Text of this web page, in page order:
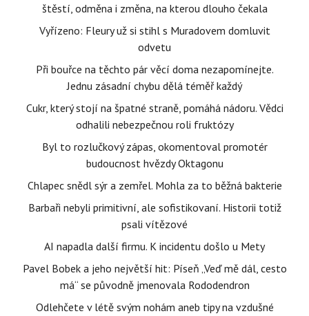
štěstí, odměna i změna, na kterou dlouho čekala
Vyřízeno: Fleury už si stihl s Muradovem domluvit
odvetu
Při bouřce na těchto pár věcí doma nezapomínejte.
Jednu zásadní chybu dělá téměř každý
Cukr, který stojí na špatné straně, pomáhá nádoru. Vědci
odhalili nebezpečnou roli fruktózy
Byl to rozlučkový zápas, okomentoval promotér
budoucnost hvězdy Oktagonu
Chlapec snědl sýr a zemřel. Mohla za to běžná bakterie
Barbaři nebyli primitivní, ale sofistikovaní. Historii totiž
psali vítězové
AI napadla další firmu. K incidentu došlo u Mety
Pavel Bobek a jeho největší hit: Píseň „Veď mě dál, cesto
má“ se původně jmenovala Rododendron
Odlehčete v létě svým nohám aneb tipy na vzdušné